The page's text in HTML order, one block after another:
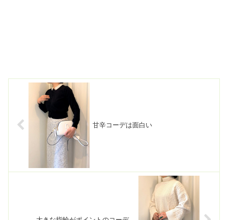
甘辛コーデは面白い